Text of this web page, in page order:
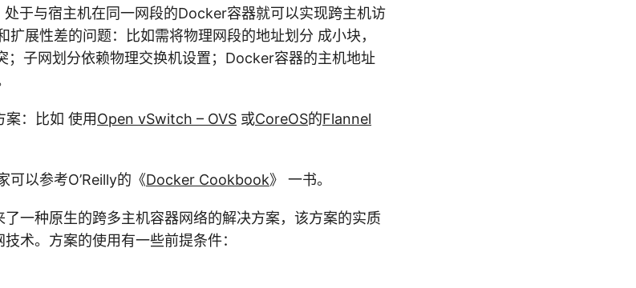
于与宿主机在同一网段的Docker容器就可以实现跨主机访
扩展性差的问题：比如需将物理网段的地址划分 成小块，
；子网划分依赖物理交换机设置；Docker容器的主机地址
案：比如 使用Open vSwitch – OVS 或CoreOS的Flannel
可以参考O’Reilly的《Docker Cookbook》 一书。
一种原生的跨多主机容器网络的解决方案，该方案的实质
技术。方案的使用有一些前提条件：